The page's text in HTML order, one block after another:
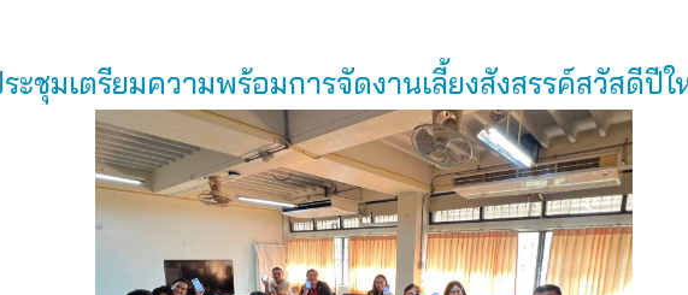
ระชุมเตรียมความพร้อมการจัดงานเลี้ยงสังสรรค์สวัสดีปี